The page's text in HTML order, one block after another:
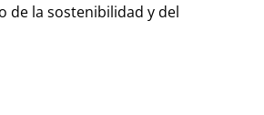
de la sostenibilidad y del